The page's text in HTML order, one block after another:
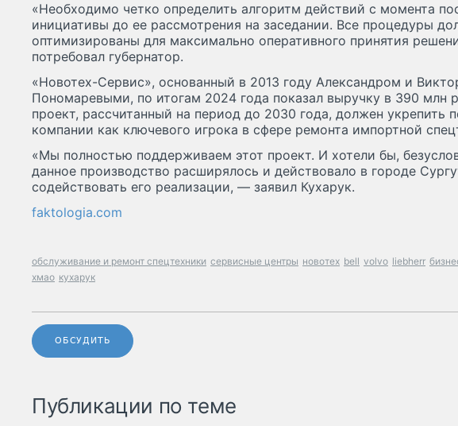
«Необходимо четко определить алгоритм действий с момента
инициативы до ее рассмотрения на заседании. Все процедуры
оптимизированы для максимально оперативного принятия
потребовал губернатор.
«Новотех-Сервис», основанный в 2013 году Александром и
Пономаревыми, по итогам 2024 года показал выручку в 390 млн
проект, рассчитанный на период до 2030 года, должен укрепить
компании как ключевого игрока в сфере ремонта импортной
«Мы полностью поддерживаем этот проект. И хотели бы,
данное производство расширялось и действовало в городе
содействовать его реализации, — заявил Кухарук.
faktologia.com
обслуживание и ремонт спецтехники сервисные центры новотех bell volvo liebherr
хмао кухарук
ОБСУДИТЬ
Публикации по теме